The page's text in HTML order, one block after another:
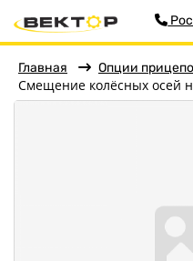
Главная Опции
Смещение колёсных осей